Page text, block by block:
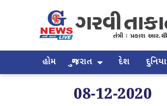
હોમ ગુજરાત દેશ દુનિયા
08-12-2020